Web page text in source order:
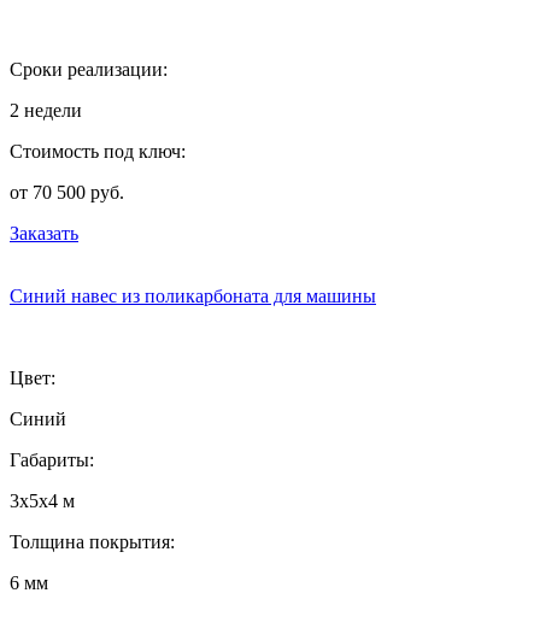
Сроки реализации:
2 недели
Стоимость под ключ:
от 70 500 руб.
Заказать
Синий навес из поликарбоната для машины
Цвет:
Синий
Габариты:
3х5х4 м
Толщина покрытия:
6 мм